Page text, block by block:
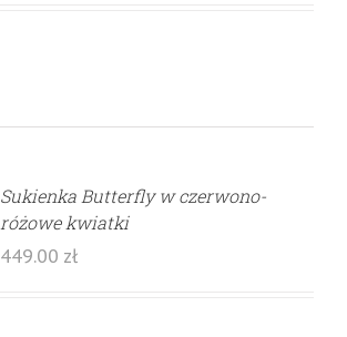
Sukienka Butterfly w czerwono-
różowe kwiatki
449.00 zł